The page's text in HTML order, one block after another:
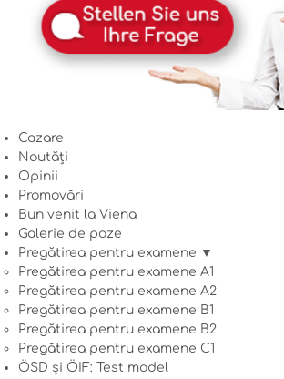
Cazare
Noutăți
Opinii
Promovări
Bun venit la Viena
Galerie de poze
Pregătirea pentru examene ▼
Pregătirea pentru examene A1
Pregătirea pentru examene A2
Pregătirea pentru examene B1
Pregătirea pentru examene B2
Pregătirea pentru examene C1
ÖSD și ÖIF: Test model